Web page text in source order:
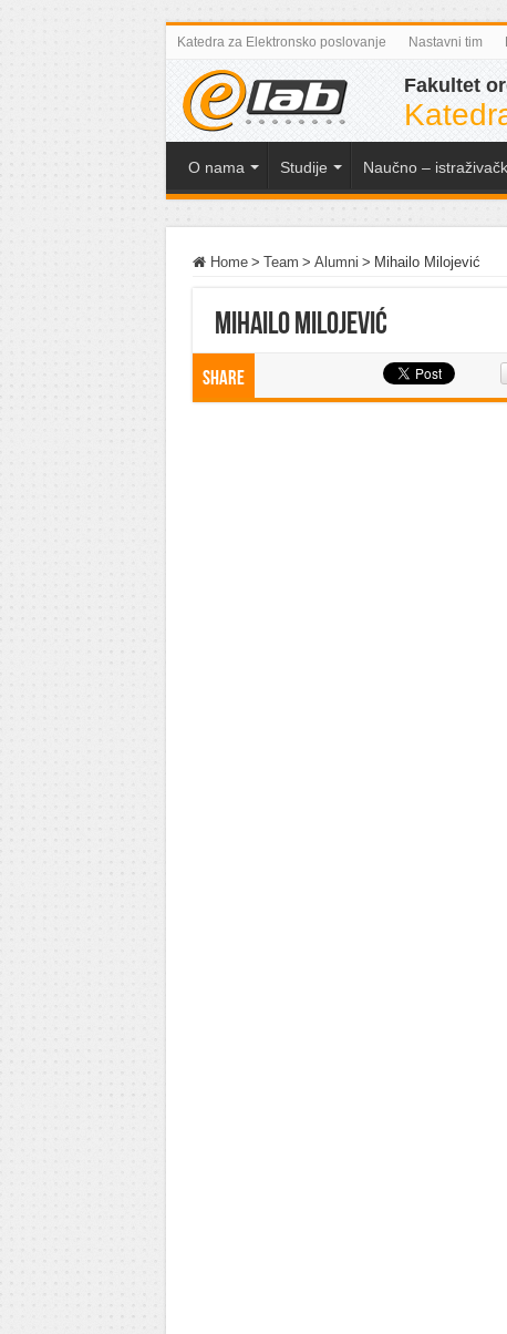
Katedra za Elektronsko poslovanje Nastavni tim
Fakultet
O nama Studije Naučno –
Home > Team > Alumni > Mihailo Milojević
Mihailo Milojević
Share